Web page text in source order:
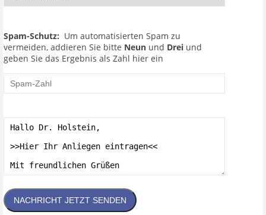
Spam-Schutz: Um automatisierten Spam zu
vermeiden, addieren Sie bitte Neun und Drei und
geben Sie das Ergebnis als Zahl hier ein
NACHRICHT JETZT SENDEN